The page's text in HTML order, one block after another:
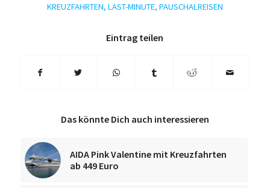
KREUZFAHRTEN, LAST-MINUTE, PAUSCHALREISEN
Eintrag teilen
Das könnte Dich auch interessieren
AIDA Pink Valentine mit Kreuzfahrten
ab 449 Euro